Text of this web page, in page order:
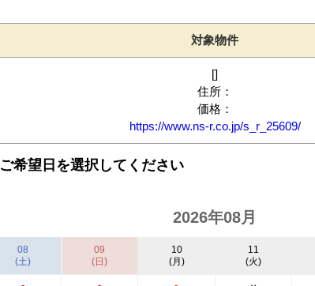
対象物件
[]
住所：
価格：
https://www.ns-r.co.jp/s_r_25609/
ご希望日を選択してください
2026年08月
08
(土)
09
(日)
10
(月)
11
(火)